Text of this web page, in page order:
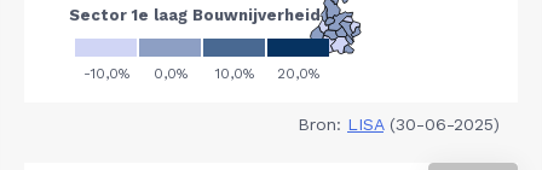
Bron: LISA(30-06-2025)